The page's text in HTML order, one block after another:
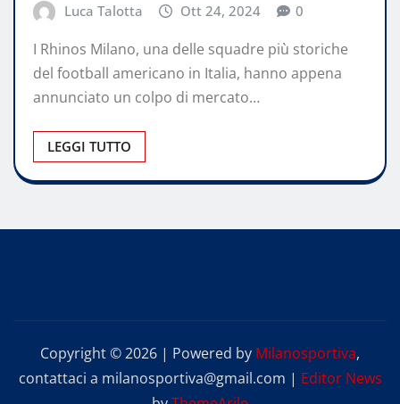
Luca Talotta Ott 24, 2024 0
I Rhinos Milano, una delle squadre più storiche
del football americano in Italia, hanno appena
annunciato un colpo di mercato…
LEGGI TUTTO
Copyright © 2026 | Powered by Milanosportiva,
contattaci a milanosportiva@gmail.com | Editor News